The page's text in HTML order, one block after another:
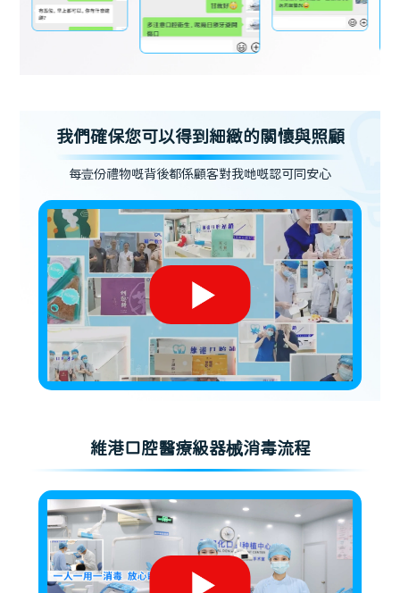
我們確保您可以得到細緻的關懷與照顧
每壹份禮物嘅背後都係顧客對我哋嘅認可同安心
維港口腔醫療級器械消毒流程